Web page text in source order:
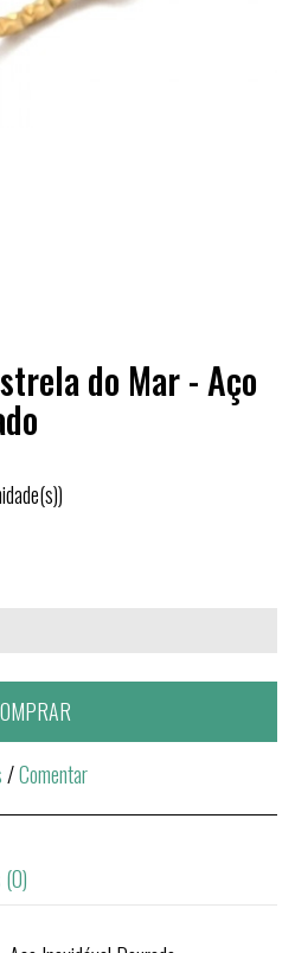
do Mar - Aço
/Comentar
(0)